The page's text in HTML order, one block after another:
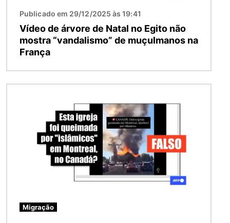
Publicado em 29/12/2025 às 19:41
Vídeo de árvore de Natal no Egito não
mostra “vandalismo” de muçulmanos na
França
Migração